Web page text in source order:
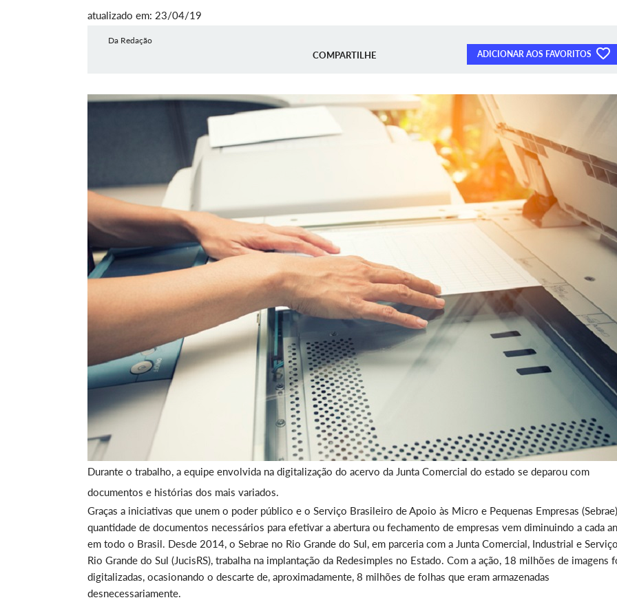
atualizado em: 23/04/19
Da Redação
COMPARTILHE ADICIONAR AOS FAVORITOS
Durante o trabalho, a equipe envolvida na digitalização do acervo da Junta Comercial do estado se deparou com
documentos e histórias dos mais variados.
Graças a iniciativas que unem o poder público e o Serviço Brasileiro de Apoio às Micro e Pequenas Empresas
quantidade de documentos necessários para efetivar a abertura ou fechamento de empresas vem diminuindo a cada
em todo o Brasil. Desde 2014, o Sebrae no Rio Grande do Sul, em parceria com a Junta Comercial, Industrial e
Rio Grande do Sul (JucisRS), trabalha na implantação da Redesimples no Estado. Com a ação, 18 milhões de imagens
digitalizadas, ocasionando o descarte de, aproximadamente, 8 milhões de folhas que eram armazenadas
desnecessariamente.